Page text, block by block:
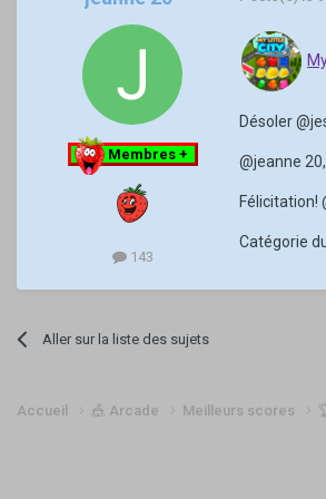
Membres +
143
Désoler
@jeanne 20
Félicitation!
Catégorie
Aller sur la liste des sujets
Accueil 🎪 Arcade Meilleurs scores